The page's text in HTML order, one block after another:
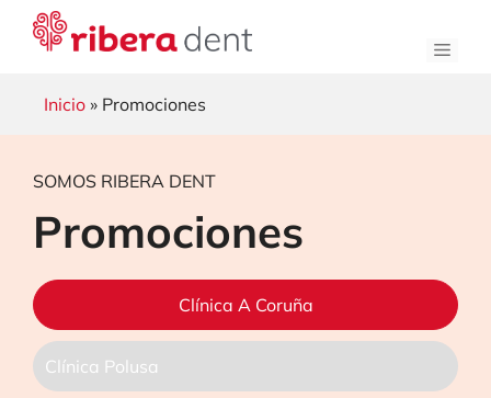
Saltar
Inicio » Promociones
SOMOS RIBERA DENT
Promociones
Clínica A Coruña
Clínica Polusa